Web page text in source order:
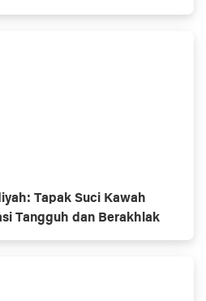
Tapak Suci Kawah
Tangguh dan Berakhlak